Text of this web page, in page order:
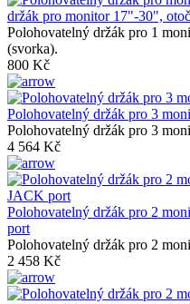
držák pro monitor 17"-30",
Polohovatelný držák pro 1
(svorka).
800 Kč
Polohovatelný držák pro 3
Polohovatelný držák pro 3
4 564 Kč
Polohovatelný držák pro 2
port
Polohovatelný držák pro 2
2 458 Kč